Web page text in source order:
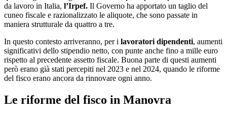
da lavoro in Italia, l’Irpef. Il Governo ha apportato un taglio del
cuneo fiscale e razionalizzato le aliquote, che sono passate in
maniera strutturale da quattro a tre.
In questo contesto arriveranno, per i lavoratori dipendenti, aumenti
significativi dello stipendio netto, con punte anche fino a mille euro
rispetto al precedente assetto fiscale. Buona parte di questi aumenti
però erano già stati percepiti nel 2023 e nel 2024, quando le riforme
del fisco erano ancora da rinnovare ogni anno.
Le riforme del fisco in Manovra